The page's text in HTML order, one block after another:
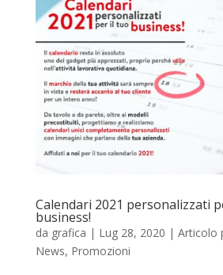
Calendari 2021 personalizzati
business!
da grafica | Lug 28, 2020 | Articolo
News, Promozioni